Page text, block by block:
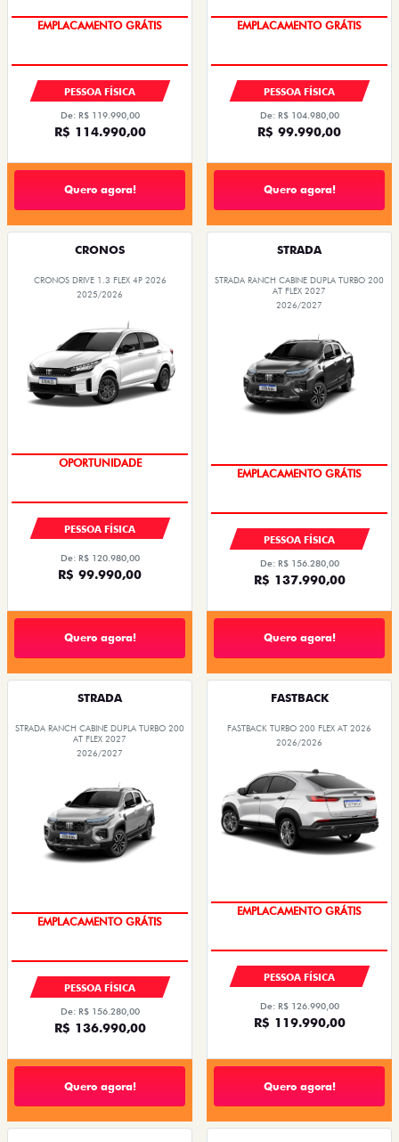
OPORTUNIDADE
PESSOA FÍSICA
De: R$ 119.990,00
R$ 114.990,00
Quero agora!
OPORTUNIDADE
PESSOA FÍSICA
De: R$ 104.980,00
R$ 99.990,00
Quero agora!
CRONOS
CRONOS DRIVE 1.3 FLEX 4P 2026
2025/2026
EMPLACAMENTO GRÁTIS
PESSOA FÍSICA
De: R$ 120.980,00
R$ 99.990,00
Quero agora!
STRADA
STRADA RANCH CABINE DUPLA TURBO 200
AT FLEX 2027
2026/2027
OPORTUNIDADE
PESSOA FÍSICA
De: R$ 156.280,00
R$ 137.990,00
Quero agora!
STRADA
STRADA RANCH CABINE DUPLA TURBO 200
AT FLEX 2027
2026/2027
OPORTUNIDADE
PESSOA FÍSICA
De: R$ 156.280,00
R$ 136.990,00
Quero agora!
FASTBACK
FASTBACK TURBO 200 FLEX AT 2026
2026/2026
OPORTUNIDADE
PESSOA FÍSICA
De: R$ 126.990,00
R$ 119.990,00
Quero agora!